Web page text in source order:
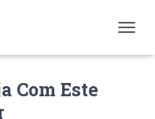
O
Com Este